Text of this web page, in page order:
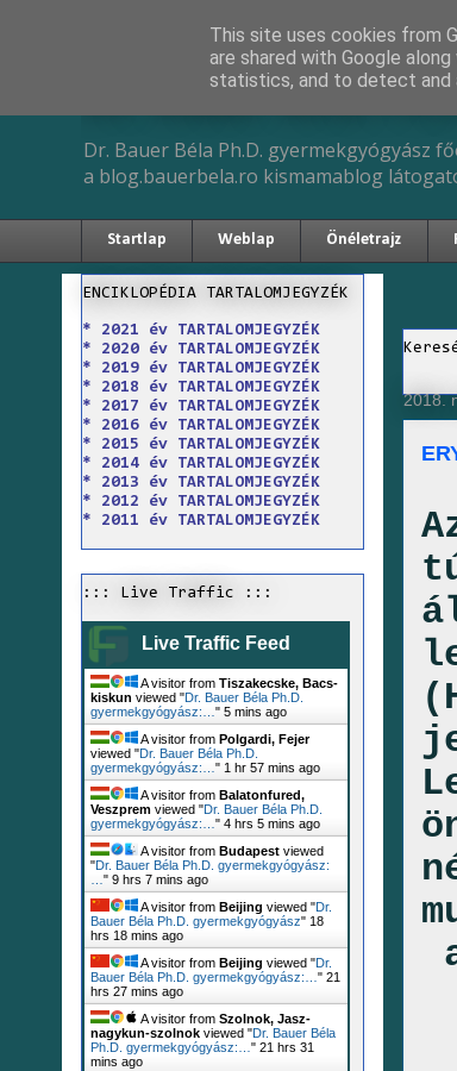
Dr. Bauer Béla
Dr. Bauer Béla Ph.D. gyermekgyógyász
a blog.bauerbela.ro kismamablog
Startlap Weblap Önéletrajz
2018.
ENCIKLOPÉDIA TARTALOMJEGYZÉK
* 2021 év TARTALOMJEGYZÉK
* 2020 év TARTALOMJEGYZÉK
* 2019 év TARTALOMJEGYZÉK
* 2018 év TARTALOMJEGYZÉK
* 2017 év TARTALOMJEGYZÉK
* 2016 év TARTALOMJEGYZÉK
* 2015 év TARTALOMJEGYZÉK
* 2014 év TARTALOMJEGYZÉK
* 2013 év TARTALOMJEGYZÉK
* 2012 év TARTALOMJEGYZÉK
* 2011 év TARTALOMJEGYZÉK
::: Live Traffic :::
Live Traffic Feed
A visitor from Tiszakecske, Bacs-
kiskun viewed "Dr. Bauer Béla Ph.D.
gyermekgyógyász:… " 5 mins ago
A visitor from Polgardi, Fejer
viewed "Dr. Bauer Béla Ph.D.
gyermekgyógyász:… " 1 hr 57 mins ago
A visitor from Balatonfured,
Veszprem viewed "Dr. Bauer Béla Ph.D.
gyermekgyógyász:… " 4 hrs 5 mins ago
A visitor from Budapest viewed
"Dr. Bauer Béla Ph.D. gyermekgyógyász:
" 9 hrs 7 mins ago
A visitor from Beijing viewed "Dr.
Bauer Béla Ph.D. gyermekgyógyász" 18
hrs 18 mins ago
A visitor from Beijing viewed "Dr.
Bauer Béla Ph.D. gyermekgyógyász:… " 21
hrs 27 mins ago
A visitor from Szolnok, Jasz-
nagykun-szolnok viewed "Dr. Bauer Béla
Ph.D. gyermekgyógyász:… " 21 hrs 31
mins ago
This site uses cookies from
are shared with Google
statistics, and to detect and